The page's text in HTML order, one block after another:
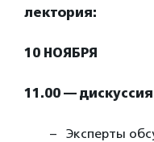
лектория:
10 НОЯБРЯ
11.00 —
Эксперты